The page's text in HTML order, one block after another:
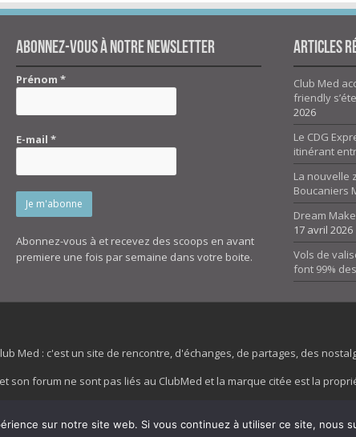
Abonnez-vous à notre newsletter
Prénom*
E-mail*
Abonnez-vous à et recevez des scoops en avant
premiere une fois par semaine dans votre boite.
Articles
Club Med
friendly
2026
Le CDG
itinérant
La nouvelle
Boucaniers
Dream
17 avril 2026
Vols de
font 99%
Med : c'est un site de rencontre, d'échanges, de partages, des
son forum ne sont pas liés au ClubMed et la marque citée est la
sur notre site web. Si vous continuez à utiliser ce site, nous